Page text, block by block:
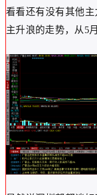
看看还有没有其他
主升浪的走势，从5